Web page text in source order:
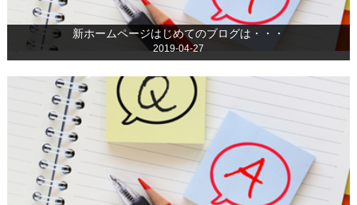
新ホームページはじめてのブログは・・・
2019-04-27